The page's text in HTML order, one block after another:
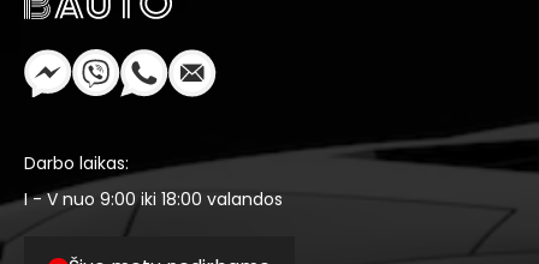
Darbo laikas:
I - V nuo 9:00 iki 18:00 valandos